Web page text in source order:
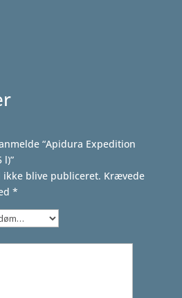
“Apidura Expedition
l)”
ikke blive publiceret. Krævede
*